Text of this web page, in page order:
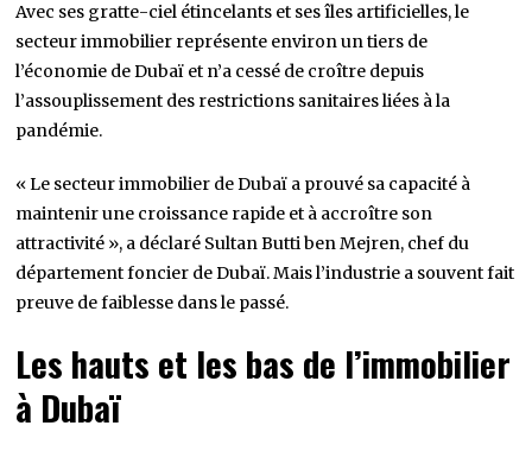
Avec ses gratte-ciel étincelants et ses îles artificielles, le
secteur immobilier représente environ un tiers de
l’économie de Dubaï et n’a cessé de croître depuis
l’assouplissement des restrictions sanitaires liées à la
pandémie.
« Le secteur immobilier de Dubaï a prouvé sa capacité à
maintenir une croissance rapide et à accroître son
attractivité », a déclaré Sultan Butti ben Mejren, chef du
département foncier de Dubaï. Mais l’industrie a souvent fait
preuve de faiblesse dans le passé.
Les hauts et les bas de l’immobilier
à Dubaï